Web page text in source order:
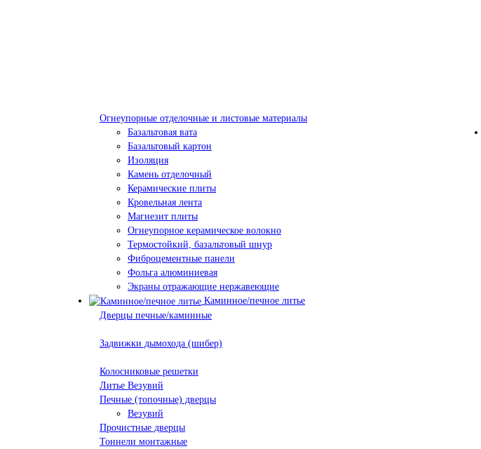
Огнеупорные отделочные и листовые материалы
Базальтовая вата
Базальтовый картон
Изоляция
Камень отделочный
Керамические плиты
Кровельная лента
Магнезит плиты
Огнеупорное керамическое волокно
Термостойкий, базальтовый шнур
Фиброцементные панели
Фольга алюминиевая
Экраны отражающие нержавеющие
Каминное/печное литье
Дверцы печные/каминные
Задвижки дымохода (шибер)
Колосниковые решетки
Литье Везувий
Печные (топочные) дверцы
Везувий
Прочистные дверцы
Тоннели монтажные